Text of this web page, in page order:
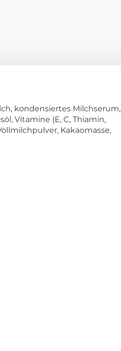
kondensiertes Milchserum,
Vitamine (E, C, Thiamin,
Kakaomasse,